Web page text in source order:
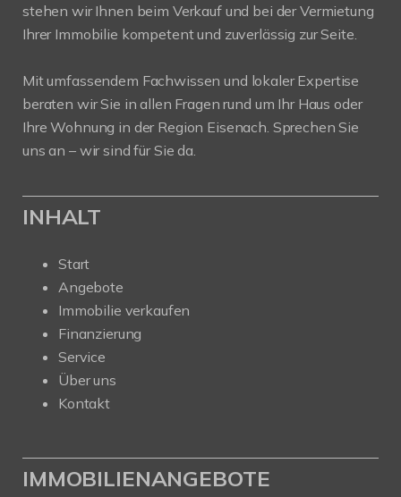
stehen wir Ihnen beim Verkauf und bei der Vermietung
Ihrer Immobilie kompetent und zuverlässig zur Seite.
Mit umfassendem Fachwissen und lokaler Expertise
beraten wir Sie in allen Fragen rund um Ihr Haus oder
Ihre Wohnung in der Region Eisenach. Sprechen Sie
uns an – wir sind für Sie da.
INHALT
Start
Angebote
Immobilie verkaufen
Finanzierung
Service
Über uns
Kontakt
IMMOBILIENANGEBOTE